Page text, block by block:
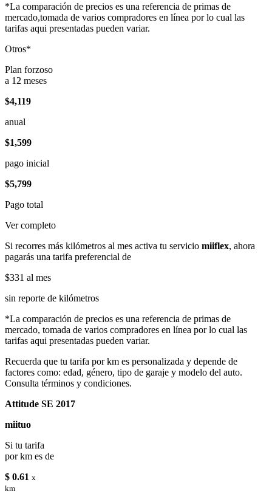
*La comparación de precios es una referencia de primas de
mercado,tomada de varios compradores en línea por lo cual las
tarifas aqui presentadas pueden variar.
Otros*
Plan forzoso
a 12 meses
$4,119
anual
$1,599
pago inicial
$5,799
Pago total
Ver completo
Si recorres más kilómetros al mes activa tu servicio miiflex, ahora
pagarás una tarifa preferencial de
$331 al mes
sin reporte de kilómetros
*La comparación de precios es una referencia de primas de
mercado, tomada de varios compradores en línea por lo cual las
tarifas aqui presentadas pueden variar.
Recuerda que tu tarifa por km es personalizada y depende de
factores como: edad, género, tipo de garaje y modelo del auto.
Consulta términos y condiciones.
Attitude SE 2017
miituo
Si tu tarifa
por km es de
$ 0.61 x
km